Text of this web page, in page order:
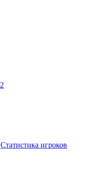
Статистика игроков